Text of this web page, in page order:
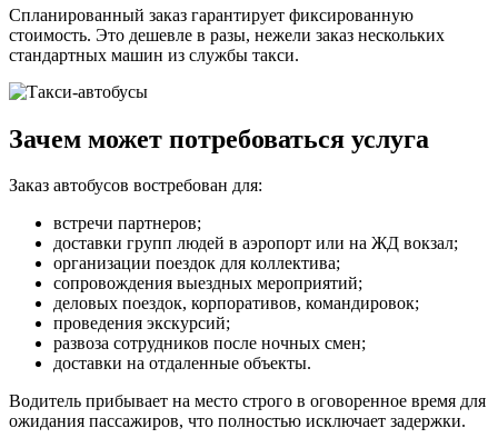
Спланированный заказ гарантирует фиксированную
стоимость. Это дешевле в разы, нежели заказ нескольких
стандартных машин из службы такси.
Зачем может потребоваться услуга
Заказ автобусов востребован для:
встречи партнеров;
доставки групп людей в аэропорт или на ЖД вокзал;
организации поездок для коллектива;
сопровождения выездных мероприятий;
деловых поездок, корпоративов, командировок;
проведения экскурсий;
развоза сотрудников после ночных смен;
доставки на отдаленные объекты.
Водитель прибывает на место строго в оговоренное время для
ожидания пассажиров, что полностью исключает задержки.